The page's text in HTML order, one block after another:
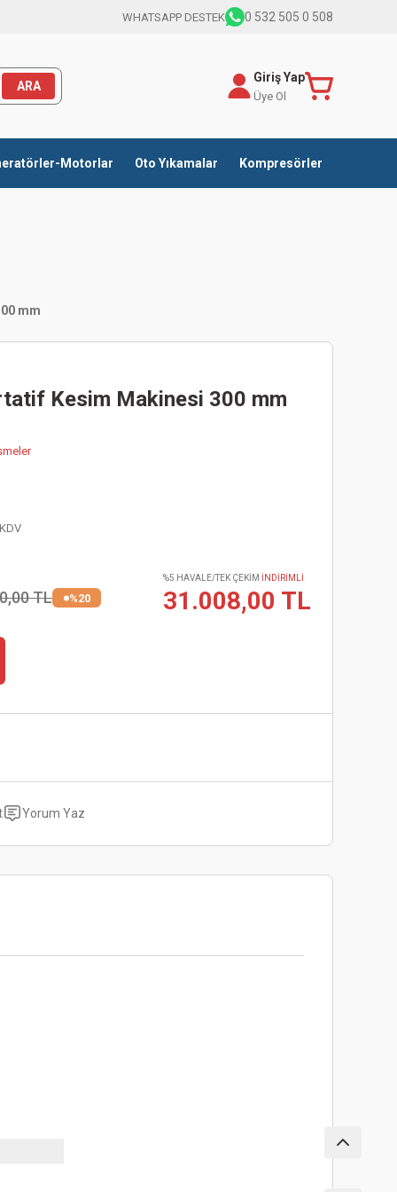
WHATSAPP DESTEK 0 532 505 0 508
ARA
Giriş Yap
Üye Ol
Motorlar Oto Yıkamalar Kompresörler
mm
Kesim Makinesi 300 mm
TL %20
%5 HAVALE/TEK ÇEKİM İNDİRİMLİ
31.008,00 TL
Yorum Yaz